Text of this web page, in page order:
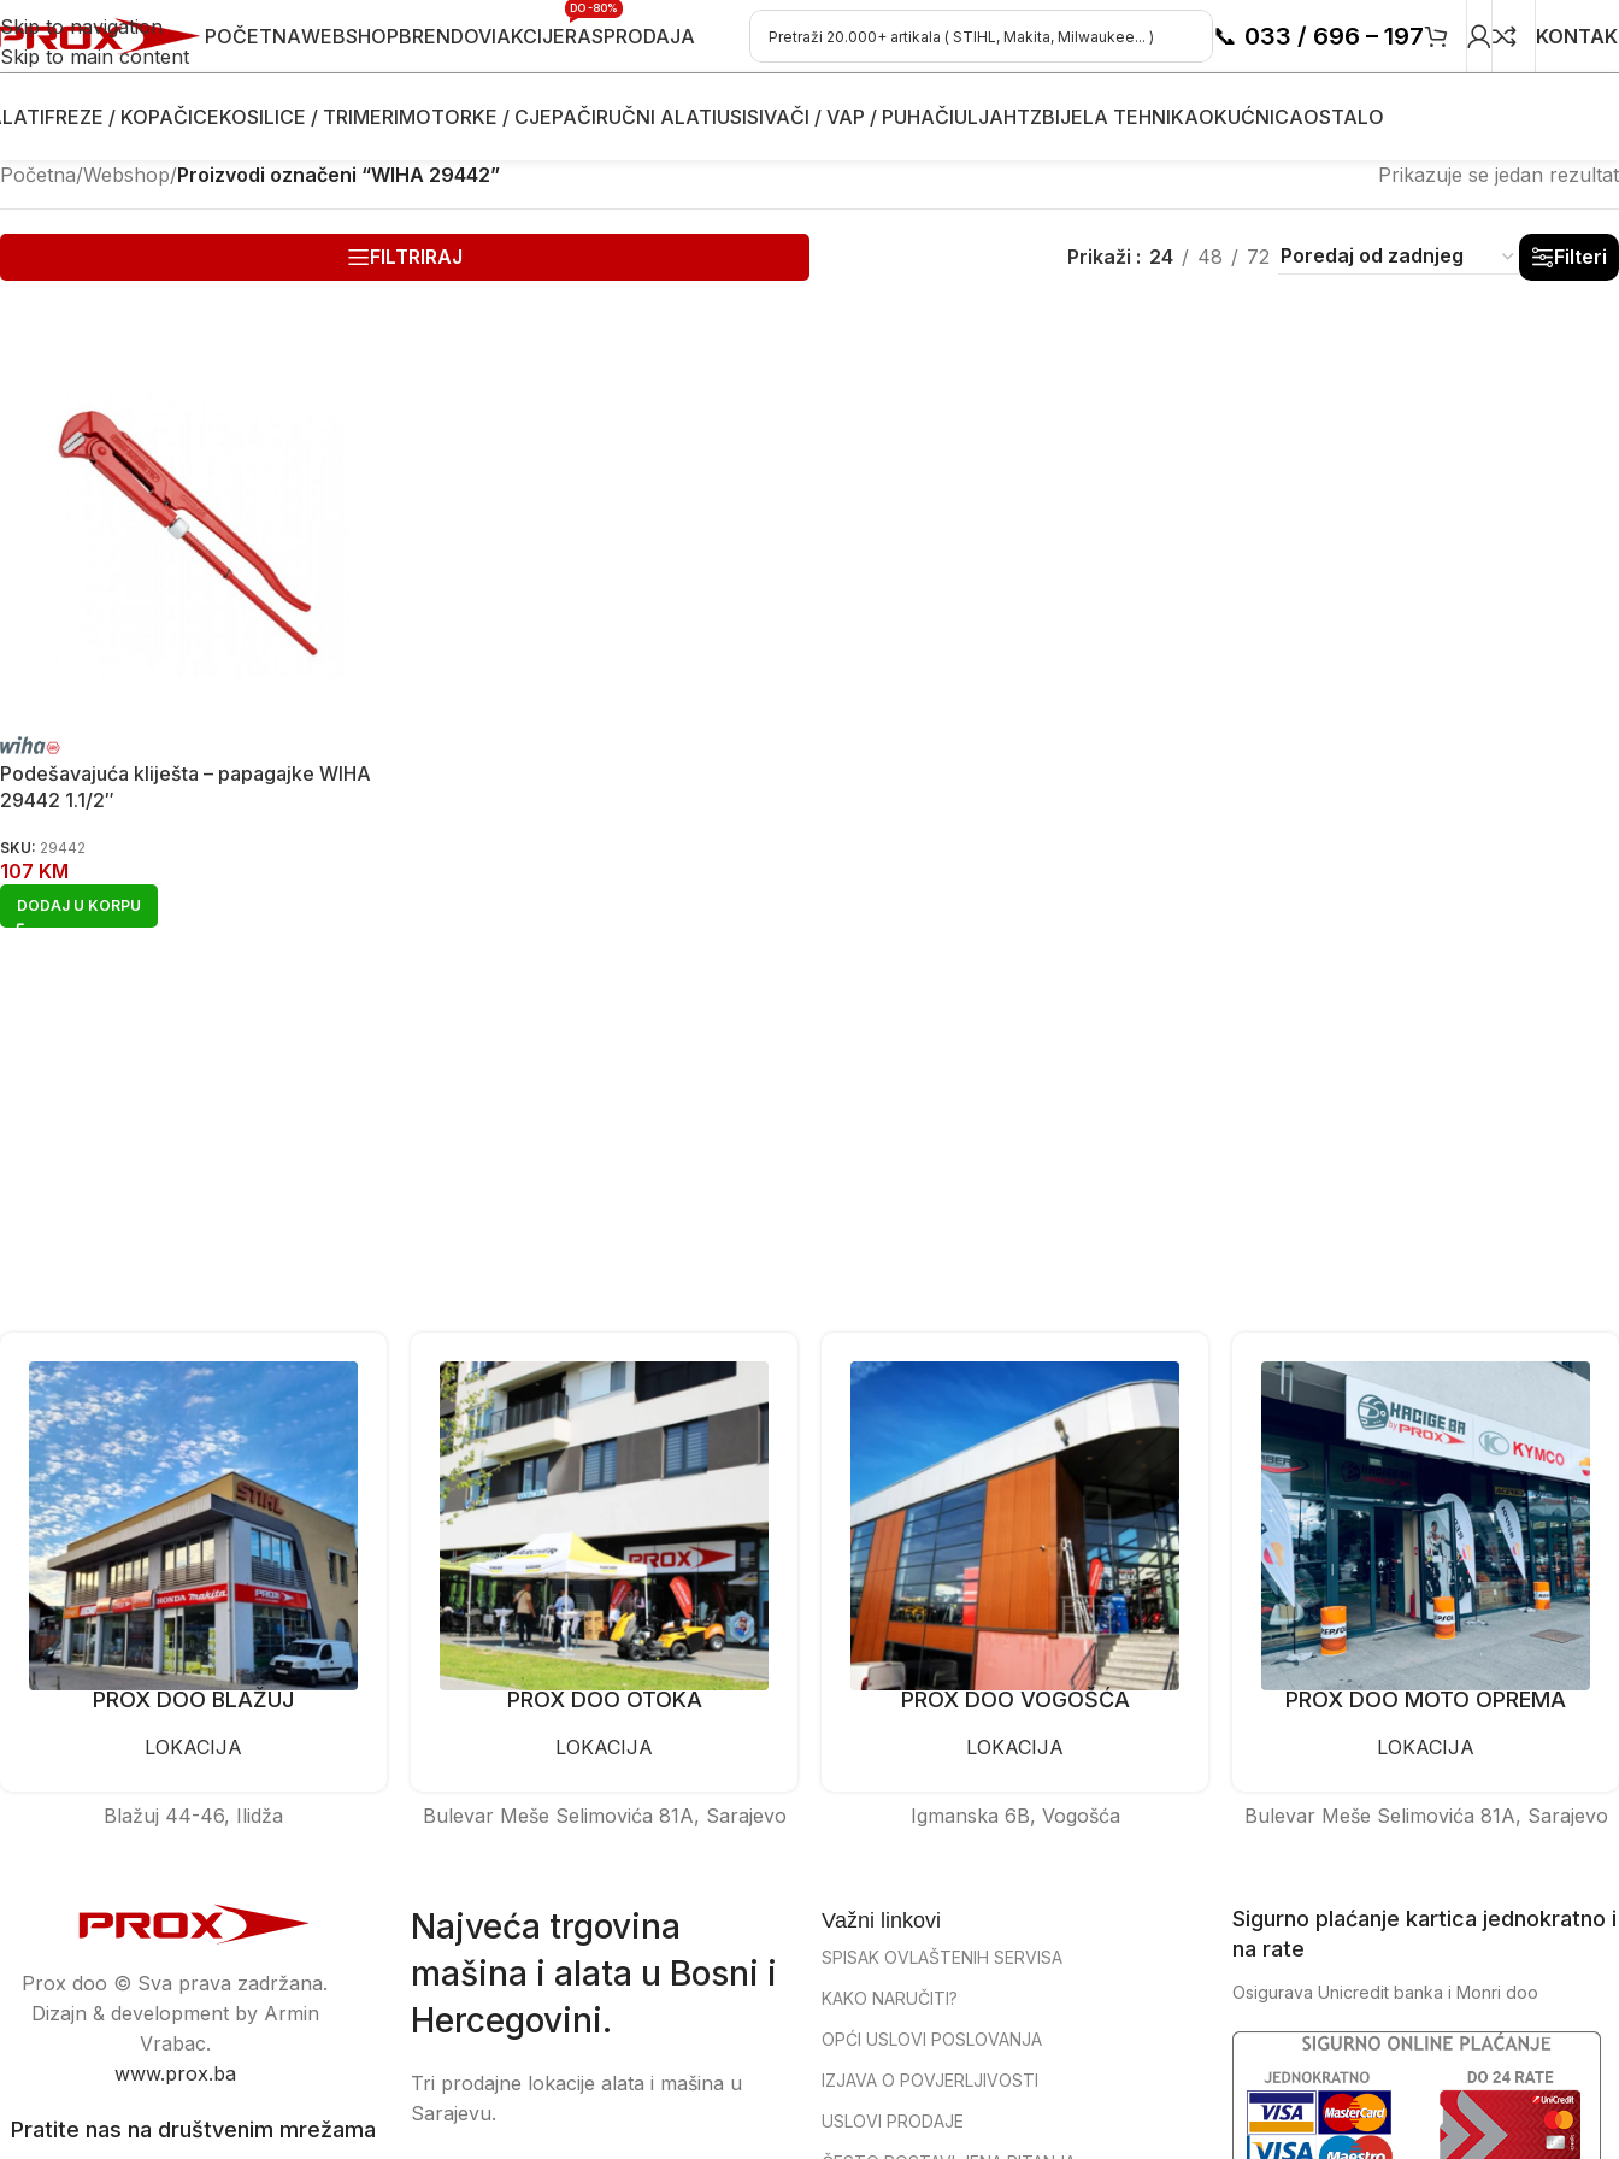
Skip to navigation
Skip to main content
POČETNAWEBSHOPBRENDOVIAKCIJERASPRODAJA
DO -80%
📞 033 / 696 – 197
FREZE / KOPAČICEKOSILICE / TRIMERIMOTORKE / CJEPAČIRUČNI ALATIUSISIVAČI / VAP / PUHAČIULJAHTZBIJELA TEHNIKAOKUĆNICAOSTALO
Početna/Webshop/Proizvodi označeni “WIHA 29442” Prikazuje se jedan rezultat
FILTRIRAJ Prikaži 24 48 72 Filteri
Podešavajuća kliješta – papagajke WIHA
29442 1.1/2″
SKU: 29442
107 KM
DODAJ U KORPU
PROX DOO BLAŽUJ
LOKACIJA
Blažuj 44-46, Ilidža
PROX DOO OTOKA
LOKACIJA
Bulevar Meše Selimovića 81A, Sarajevo
PROX DOO VOGOŠĆA
LOKACIJA
Igmanska 6B, Vogošća
PROX DOO MOTO OPREMA
LOKACIJA
Bulevar Meše Selimovića 81A, Sarajevo
Prox doo © Sva prava zadržana.
Dizajn & development by Armin
Vrabac.
www.prox.ba
Pratite nas na društvenim mrežama
Najveća trgovina
mašina i alata u Bosni i
Hercegovini.
Tri prodajne lokacije alata i mašina u
Sarajevu.
Važni linkovi
SPISAK OVLAŠTENIH SERVISA
KAKO NARUČITI?
OPĆI USLOVI POSLOVANJA
IZJAVA O POVJERLJIVOSTI
USLOVI PRODAJE
Sigurno plaćanje kartica jednokratno i
na rate
Osigurava Unicredit banka i Monri doo